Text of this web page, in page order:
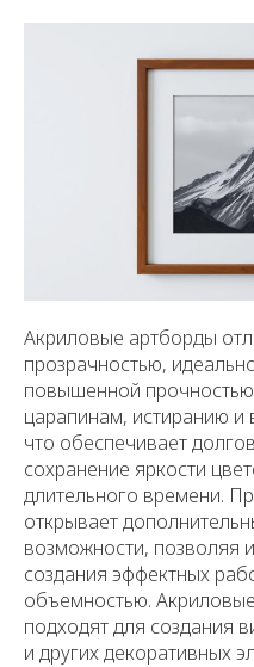
Акриловые артборды
прозрачностью,
повышенной
царапинам, истиранию и
что обеспечивает
сохранение яркости
длительного времени.
открывает
возможности, позволяя
создания эффектных
объемностью.
подходят для создания
и других декоративных